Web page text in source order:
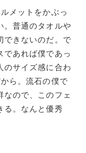
メットをかぶっ
。普通のタオルや
できないのだ。で
であれば僕であっ
のサイズ感に合わ
ら。流石の僕で
なので、このフェ
る。なんと優秀